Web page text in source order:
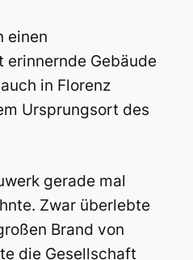
einen
erinnernde Gebäude
in Florenz
Ursprungsort des
gerade mal
Zwar überlebte
Brand von
die Gesellschaft